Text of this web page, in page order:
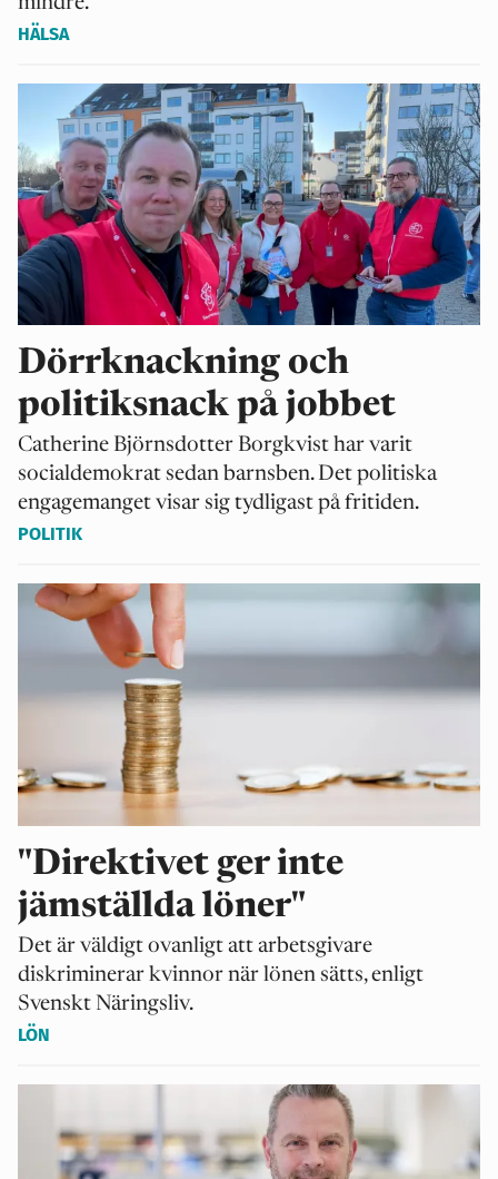
HÄLSA
Dörrknackning och
politiksnack på jobbet
Catherine Björnsdotter Borgkvist har varit
socialdemokrat sedan barnsben. Det politiska
engagemanget visar sig tydligast på fritiden.
POLITIK
"Direktivet ger inte
jämställda löner"
Det är väldigt ovanligt att arbetsgivare
diskriminerar kvinnor när lönen sätts, enligt
Svenskt Näringsliv.
LÖN